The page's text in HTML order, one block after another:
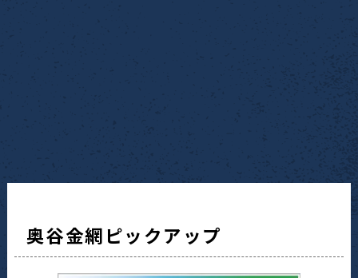
奥谷金網ピックアップ